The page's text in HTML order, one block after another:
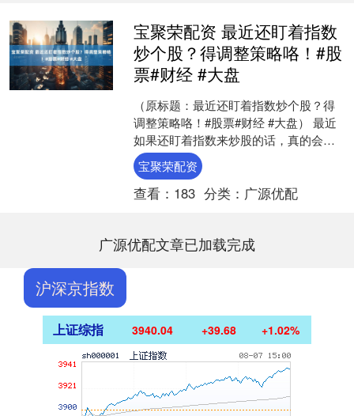
宝聚荣配资 最近还盯着指数
炒个股？得调整策略咯！#股
票#财经 #大盘
（原标题：最近还盯着指数炒个股？得
调整策略咯！#股票#财经 #大盘） 最近
如果还盯着指数来炒股的话，真的会亏
大了。上证指数虽然已经连着三天回调
了，但今天的红盘家....
宝聚荣配资
查看： 183 分类： 广源优配
广源优配文章已加载完成
沪深京指数
上证综指 3940.04 +39.68 +1.02%